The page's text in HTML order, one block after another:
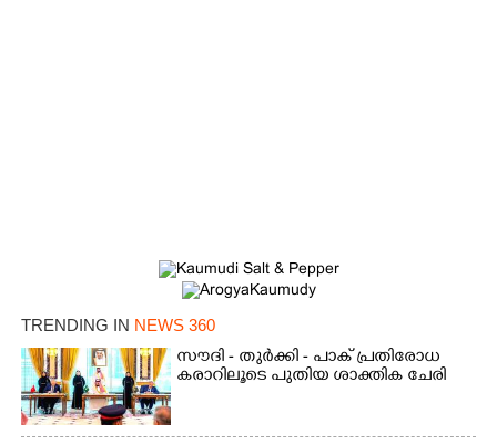
TRENDING IN NEWS 360
സൗദി - തുർക്കി - പാക് പ്രതിരോധ
കരാറിലൂടെ പുതിയ ശാക്തിക ചേരി